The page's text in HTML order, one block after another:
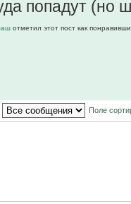
попадут (но
отметил этот пост как
Поле